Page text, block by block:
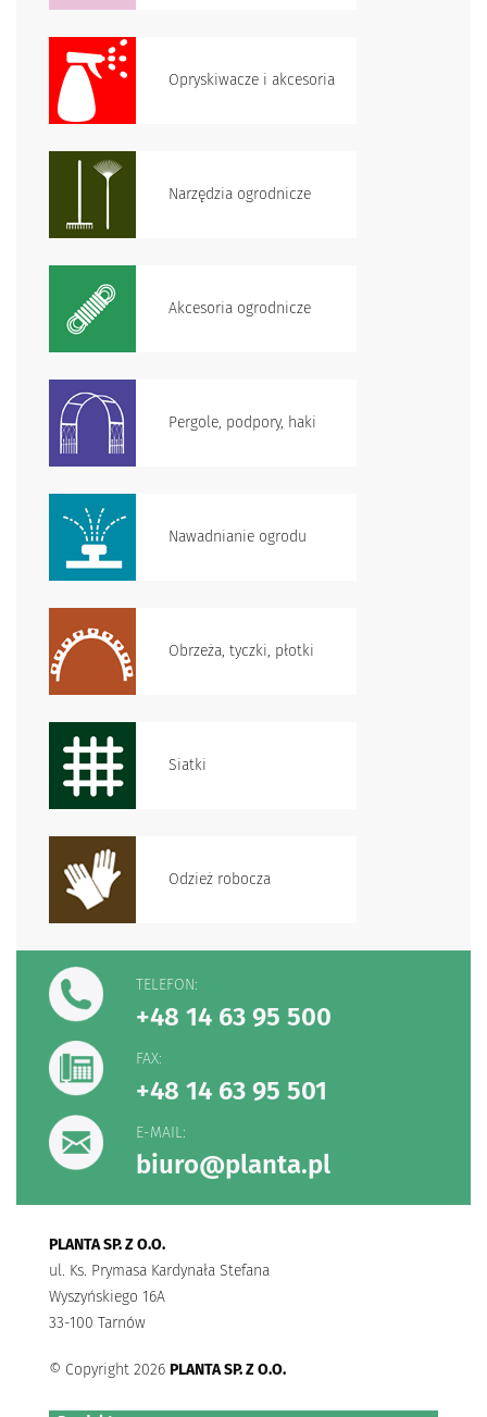
Opryskiwacze i akcesoria
Narzędzia ogrodnicze
Akcesoria ogrodnicze
Pergole, podpory, haki
Nawadnianie ogrodu
Obrzeża, tyczki, płotki
Siatki
Odzież robocza
TELEFON:
+48 14 63 95 500
FAX:
+48 14 63 95 501
E-MAIL:
biuro@planta.pl
PLANTA SP. Z O.O.
ul. Ks. Prymasa Kardynała Stefana
Wyszyńskiego 16A
33-100 Tarnów
© Copyright 2026 PLANTA SP. Z O.O.